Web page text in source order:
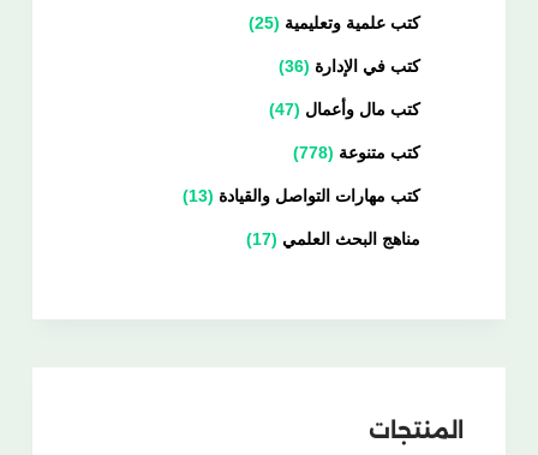
كتب علمية وتعليمية 25
كتب في الإدارة 36
كتب مال وأعمال 47
كتب متنوعة 778
كتب مهارات التواصل والقيادة 13
مناهج البحث العلمي 17
المنتجات